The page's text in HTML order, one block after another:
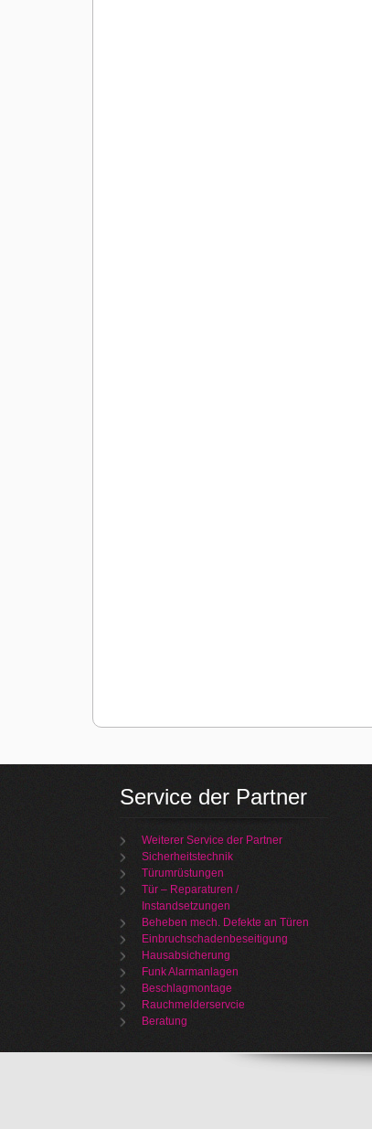
Service der Partner
Weiterer Service der Partner
Sicherheitstechnik
Türumrüstungen
Tür – Reparaturen /
Instandsetzungen
Beheben mech. Defekte an Türen
Einbruchschadenbeseitigung
Hausabsicherung
Funk Alarmanlagen
Beschlagmontage
Rauchmelderservcie
Beratung